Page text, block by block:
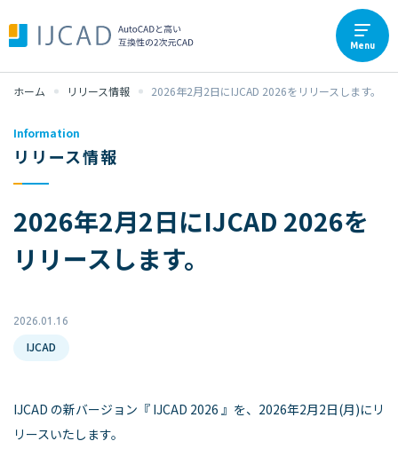
Menu
ホーム リリース情報 2026年2月2日にIJCAD 2026をリリースします。
Information
リリース情報
2026年2月2日にIJCAD 2026を
リリースします。
2026.01.16
IJCAD
IJCAD の新バージョン『 IJCAD 2026 』を、2026年2月2日(月)にリ
リースいたします。